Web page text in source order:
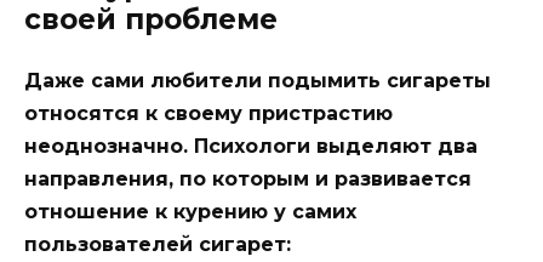
своей проблеме
Даже сами любители подымить сигареты
относятся к своему пристрастию
неоднозначно. Психологи выделяют два
направления, по которым и развивается
отношение к курению у самих
пользователей сигарет: